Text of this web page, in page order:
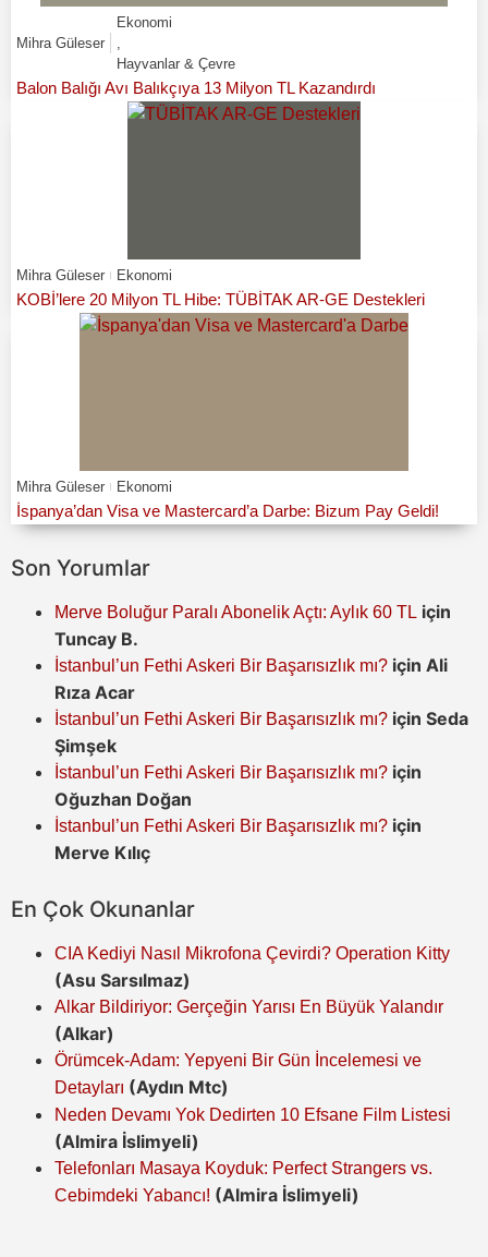
Mihra Güleser
Ekonomi
,
Hayvanlar & Çevre
Balon Balığı Avı Balıkçıya 13 Milyon TL Kazandırdı
Mihra Güleser Ekonomi
KOBİ’lere 20 Milyon TL Hibe: TÜBİTAK AR-GE Destekleri
Mihra Güleser Ekonomi
İspanya’dan Visa ve Mastercard’a Darbe: Bizum Pay Geldi!
Son Yorumlar
Merve Boluğur Paralı Abonelik Açtı: Aylık 60 TL için
Tuncay B.
İstanbul’un Fethi Askeri Bir Başarısızlık mı? için Ali
Rıza Acar
İstanbul’un Fethi Askeri Bir Başarısızlık mı? için Seda
Şimşek
İstanbul’un Fethi Askeri Bir Başarısızlık mı? için
Oğuzhan Doğan
İstanbul’un Fethi Askeri Bir Başarısızlık mı? için
Merve Kılıç
En Çok Okunanlar
CIA Kediyi Nasıl Mikrofona Çevirdi? Operation Kitty
(Asu Sarsılmaz)
Alkar Bildiriyor: Gerçeğin Yarısı En Büyük Yalandır
(Alkar)
Örümcek-Adam: Yepyeni Bir Gün İncelemesi ve
Detayları (Aydın Mtc)
Neden Devamı Yok Dedirten 10 Efsane Film Listesi
(Almira İslimyeli)
Telefonları Masaya Koyduk: Perfect Strangers vs.
Cebimdeki Yabancı! (Almira İslimyeli)